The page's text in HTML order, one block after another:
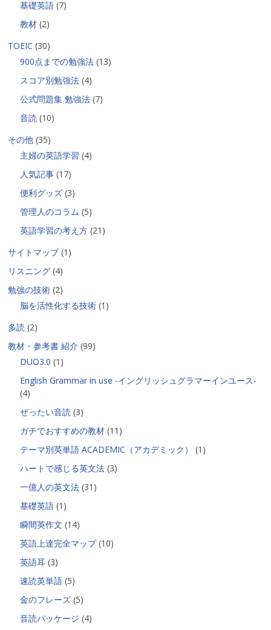
基礎英語 (7)
教材 (2)
TOEIC (30)
900点までの勉強法 (13)
スコア別勉強法 (4)
公式問題集 勉強法 (7)
音読 (10)
その他 (35)
主婦の英語学習 (4)
人気記事 (17)
便利グッズ (3)
管理人のコラム (5)
英語学習の考え方 (21)
サイトマップ(1)
リスニング (4)
勉強の技術 (2)
脳を活性化する技術 (1)
多読 (2)
教材・参考書 紹介 (99)
DUO3.0 (1)
English Grammar in use -イングリッシュグラマーインユース-
(4)
ぜったい音読 (3)
ガチでおすすめの教材 (11)
テーマ別英単語 ACADEMIC（アカデミック）
(1)
ハートで感じる英文法 (3)
一億人の英文法 (31)
基礎英語 (1)
瞬間英作文 (14)
英語上達完全マップ(10)
英語耳 (3)
速読英単語 (5)
金のフレーズ (5)
音読パッケージ (4)